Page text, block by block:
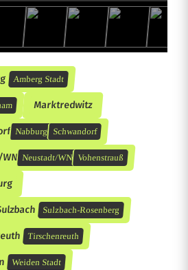
Amberg Stadt
Marktredwitz
Nabburg Schwandorf
Neustadt/WN Vohenstrauß
Sulzbach-Rosenberg
Tirschenreuth
Weiden Stadt